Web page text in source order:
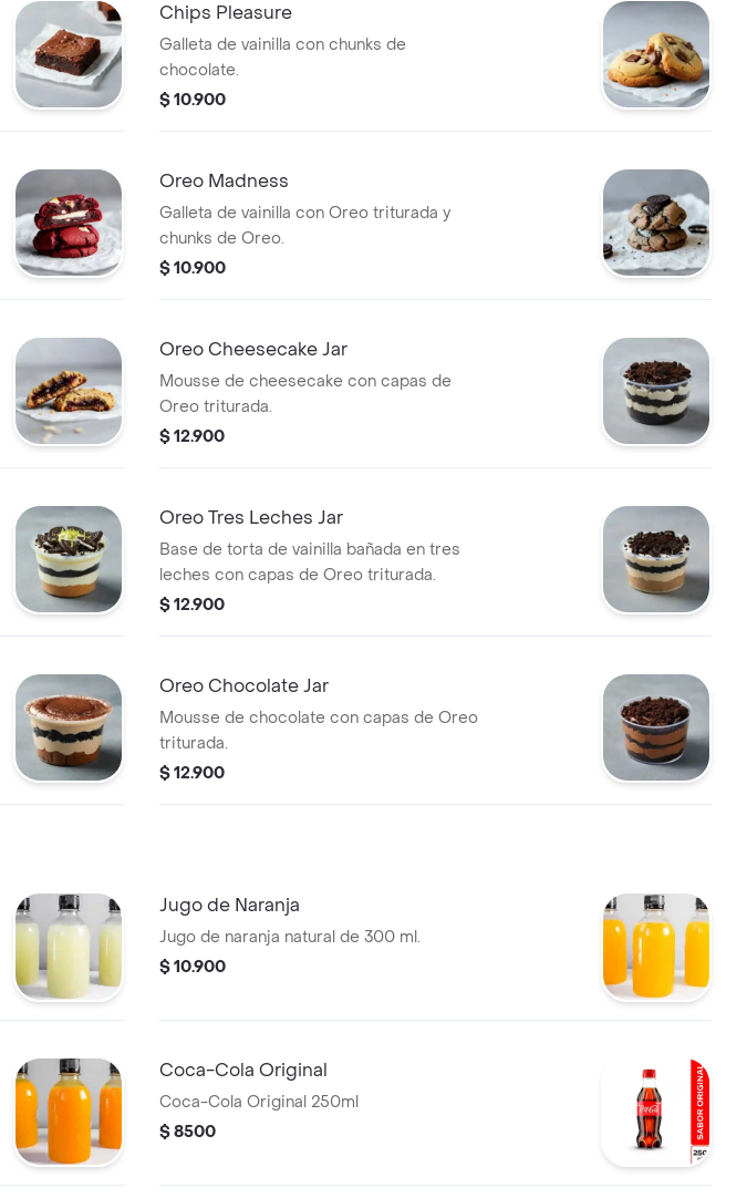
Chips Pleasure
Galleta de vainilla con chunks de
chocolate.
$ 10.900
Oreo Madness
Galleta de vainilla con Oreo triturada y
chunks de Oreo.
$ 10.900
Oreo Cheesecake Jar
Mousse de cheesecake con capas de
Oreo triturada.
$ 12.900
Oreo Tres Leches Jar
Base de torta de vainilla bañada en tres
leches con capas de Oreo triturada.
$ 12.900
Oreo Chocolate Jar
Mousse de chocolate con capas de Oreo
triturada.
$ 12.900
Jugo de Naranja
Jugo de naranja natural de 300 ml.
$ 10.900
Coca-Cola Original
Coca-Cola Original 250ml
$ 8500